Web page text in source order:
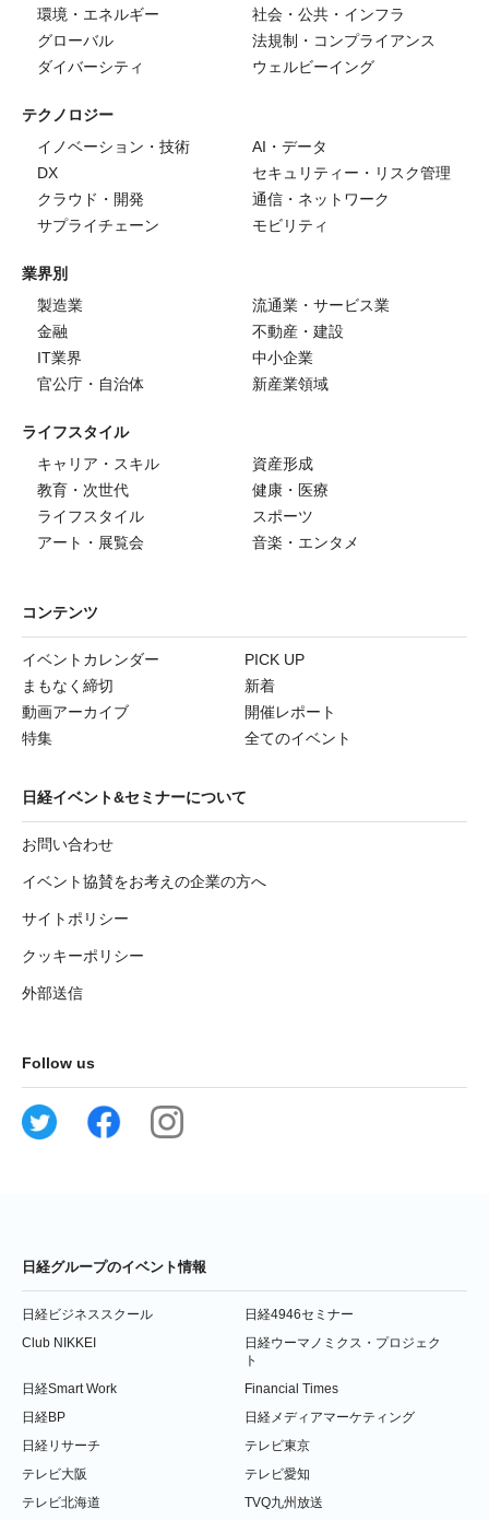
環境・エネルギー
社会・公共・インフラ
グローバル
法規制・コンプライアンス
ダイバーシティ
ウェルビーイング
テクノロジー
イノベーション・技術
AI・データ
DX
セキュリティー・リスク管理
クラウド・開発
通信・ネットワーク
サプライチェーン
モビリティ
業界別
製造業
流通業・サービス業
金融
不動産・建設
IT業界
中小企業
官公庁・自治体
新産業領域
ライフスタイル
キャリア・スキル
資産形成
教育・次世代
健康・医療
ライフスタイル
スポーツ
アート・展覧会
音楽・エンタメ
コンテンツ
イベントカレンダー
PICK UP
まもなく締切
新着
動画アーカイブ
開催レポート
特集
全てのイベント
日経イベント&セミナーについて
お問い合わせ
イベント協賛をお考えの企業の方へ
サイトポリシー
クッキーポリシー
外部送信
Follow us
日経グループのイベント情報
日経ビジネススクール
日経4946セミナー
Club NIKKEI
日経ウーマノミクス・プロジェク
ト
日経Smart Work
Financial Times
日経BP
日経メディアマーケティング
日経リサーチ
テレビ東京
テレビ大阪
テレビ愛知
テレビ北海道
TVQ九州放送